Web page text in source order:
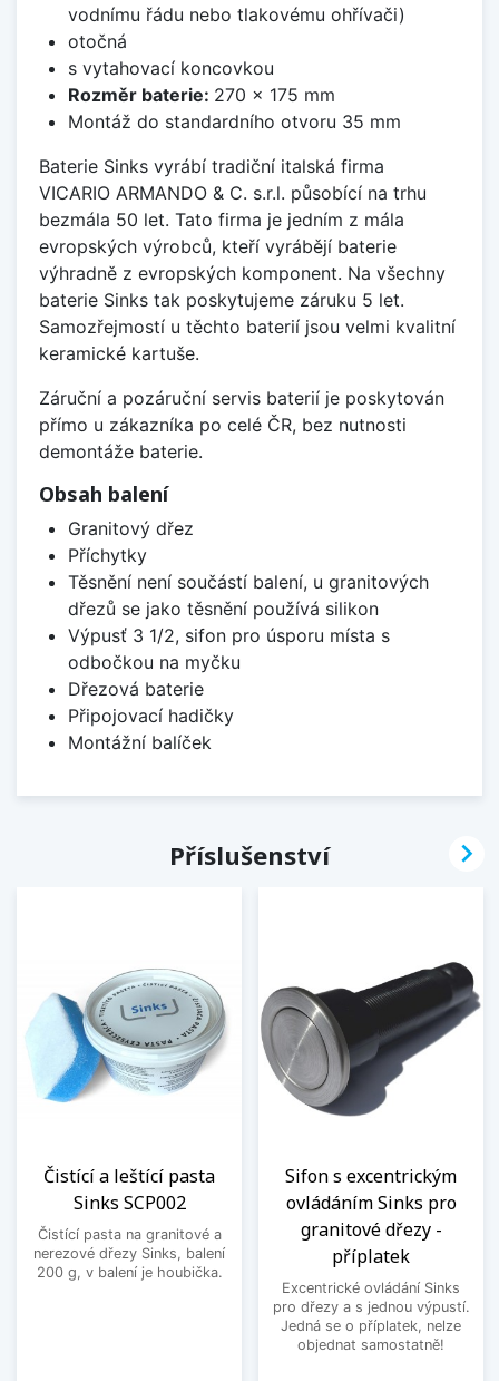
vodnímu řádu nebo tlakovému ohřívači)
otočná
s vytahovací koncovkou
Rozměr baterie: 270 x 175 mm
Montáž do standardního otvoru 35 mm
Baterie Sinks vyrábí tradiční italská firma
VICARIO ARMANDO & C. s.r.l. působící na trhu
bezmála 50 let. Tato firma je jedním z mála
evropských výrobců, kteří vyrábějí baterie
výhradně z evropských komponent. Na všechny
baterie Sinks tak poskytujeme záruku 5 let.
Samozřejmostí u těchto baterií jsou velmi kvalitní
keramické kartuše.
Záruční a pozáruční servis baterií je poskytován
přímo u zákazníka po celé ČR, bez nutnosti
demontáže baterie.
Obsah balení
Granitový dřez
Příchytky
Těsnění není součástí balení, u granitových
dřezů se jako těsnění používá silikon
Výpusť 3 1/2, sifon pro úsporu místa s
odbočkou na myčku
Dřezová baterie
Připojovací hadičky
Montážní balíček
Příslušenství
Čistící a leštící pasta
Sinks SCP002
Čistící pasta na granitové a
nerezové dřezy Sinks, balení
200 g, v balení je houbička.
Sifon s excentrickým
ovládáním Sinks pro
granitové dřezy -
příplatek
Excentrické ovládání Sinks
pro dřezy a s jednou výpustí.
Jedná se o příplatek, nelze
objednat samostatně!
